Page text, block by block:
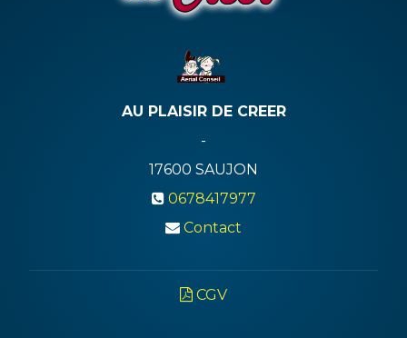
AU PLAISIR DE CREER
-
17600 SAUJON
0678417977
Contact
CGV